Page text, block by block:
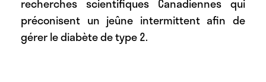
recherches scientifiques Canadiennes qui
préconisent un jeûne intermittent afin de
gérer le diabète de type 2.